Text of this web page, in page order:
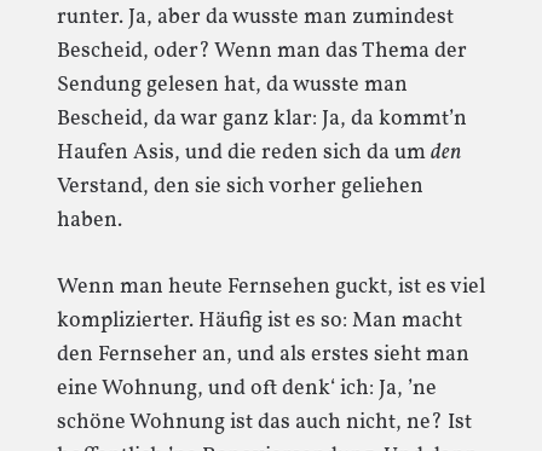
runter. Ja, aber da wusste man zumindest
Bescheid, oder? Wenn man das Thema der
Sendung gelesen hat, da wusste man
Bescheid, da war ganz klar: Ja, da kommt’n
Haufen Asis, und die reden sich da umden
Verstand, den sie sich vorher geliehen
haben.
Wenn man heute Fernsehen guckt, ist es viel
komplizierter. Häufig ist es so: Man macht
den Fernseher an, und als erstes sieht man
eine Wohnung, und oft denk‘ ich: Ja, ’ne
schöne Wohnung ist das auch nicht, ne? Ist